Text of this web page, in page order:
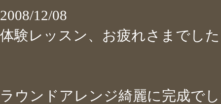
2008/12/08
体験レッスン、お疲れさまでし
ラウンドアレンジ綺麗に完成で